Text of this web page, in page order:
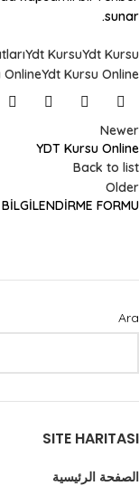
sunar.
Ydt KursuYdt Kursu
OnlineYdt Kursu Online
Newer
YDT Kursu Online
Back to list
Older
FORMU
Ara
SITE HARITASI
الصفحة الرئيسية